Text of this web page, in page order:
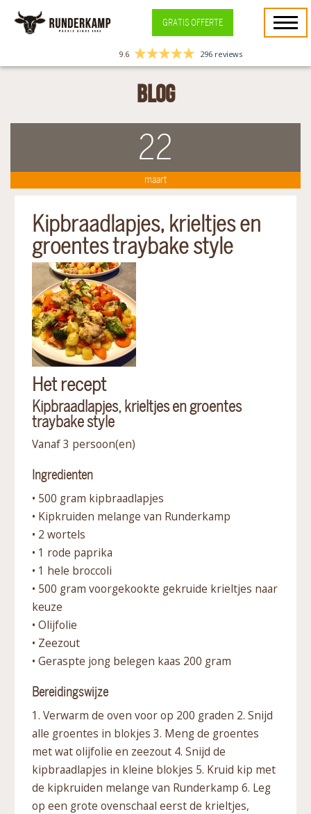
GRATIS OFFERTE
9.6 296 reviews
Blog
22
maart
Kipbraadlapjes, krieltjes en
groentes traybake style
Het recept
Kipbraadlapjes, krieltjes en groentes
traybake style
Vanaf 3 persoon(en)
Ingredienten
• 500 gram kipbraadlapjes
• Kipkruiden melange van Runderkamp
• 2 wortels
• 1 rode paprika
• 1 hele broccoli
• 500 gram voorgekookte gekruide krieltjes naar
keuze
• Olijfolie
• Zeezout
• Geraspte jong belegen kaas 200 gram
Bereidingswijze
1. Verwarm de oven voor op 200 graden 2. Snijd
alle groentes in blokjes 3. Meng de groentes
met wat olijfolie en zeezout 4. Snijd de
kipbraadlapjes in kleine blokjes 5. Kruid kip met
de kipkruiden melange van Runderkamp 6. Leg
op een grote ovenschaal eerst de krieltjes,